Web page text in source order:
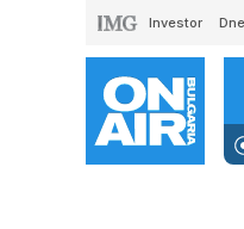
Investor